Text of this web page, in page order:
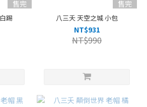
售完
踢
售完
八三夭 天空之城 小包
NT$931
NT$990